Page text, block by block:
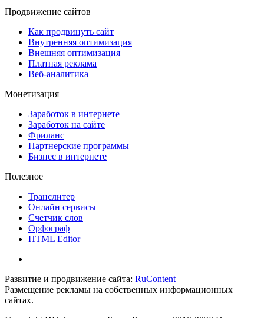
Продвижение сайтов
Как продвинуть сайт
Внутренняя оптимизация
Внешняя оптимизация
Платная реклама
Веб-аналитика
Монетизация
Заработок в интернете
Заработок на сайте
Фриланс
Партнерские программы
Бизнес в интернете
Полезное
Транслитер
Онлайн сервисы
Счетчик слов
Орфограф
HTML Editor
Развитие и продвижение сайта: RuContent
Размещение рекламы на собственных информационных
сайтах.